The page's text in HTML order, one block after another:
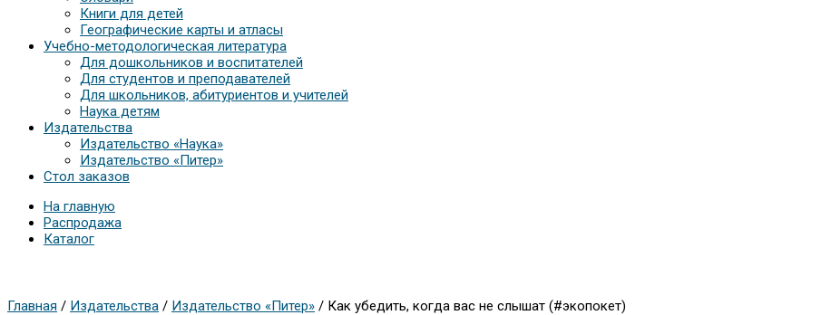
Книги для детей
Географические карты и атласы
Учебно-методологическая литература
Для дошкольников и воспитателей
Для студентов и преподавателей
Для школьников, абитуриентов и учителей
Наука детям
Издательства
Издательство «Наука»
Издательство «Питер»
Стол заказов
На главную
Распродажа
Каталог
Главная / Издательства / Издательство «Питер» / Как убедить, когда вас не слышат (#экопокет)